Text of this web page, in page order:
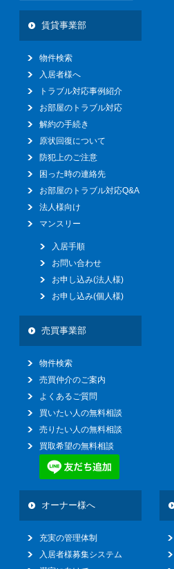
賃貸事業部
物件検索
入居者様へ
トラブル対応事例紹介
お部屋のトラブル対応
解約の手続き
原状回復について
防犯上のご注意
困った時の連絡先
お部屋のトラブル対応Q&A
法人様向け
マンスリー
入居手順
お問い合わせ
お申し込み(法人様)
お申し込み(個人様)
売買事業部
物件検索
売買仲介のご案内
よくあるご質問
買いたい人の無料相談
売りたい人の無料相談
買取希望の無料相談
オーナー様へ
充実の管理体制
入居者様募集システム